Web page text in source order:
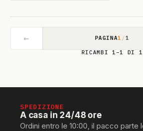
← PAGINA1 /1
RICAMBI 1–1 DI 1
SPEDIZIONE
A casa in 24/48 ore
Ordini entro le 10:00, il pacco parte